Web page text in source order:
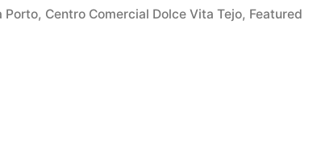
Porto, Centro Comercial Dolce Vita Tejo, Featured